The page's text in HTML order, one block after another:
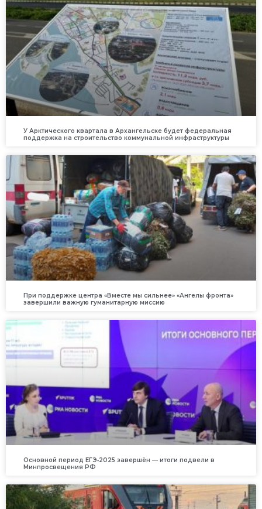
У Арктического квартала в Архангельске будет федеральная
поддержка на строительство коммунальной инфраструктуры
При поддержке центра «Вместе мы сильнее» «Ангелы фронта»
завершили важную гуманитарную миссию
Основной период ЕГЭ‑2025 завершён — итоги подвели в
Минпросвещения РФ